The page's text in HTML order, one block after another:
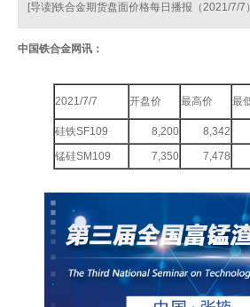
[导读]铁合金期货盘面价格每日播报（2021/7/7
中国铁合金网讯：
2021/7/7 开盘价 最高价 最
硅铁SF109 8,200 8,342
锰硅SM109
7,350 7,478